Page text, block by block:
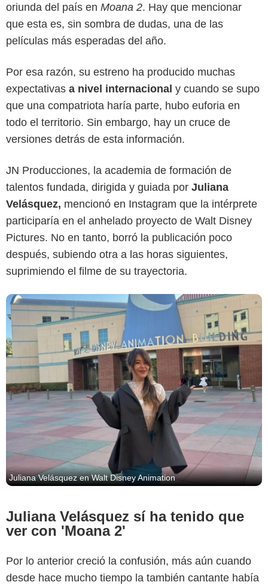
oriunda del país en Moana 2. Hay que mencionar
que esta es, sin sombra de dudas, una de las
películas más esperadas del año.
Por esa razón, su estreno ha producido muchas
expectativas a nivel internacional y cuando se supo
que una compatriota haría parte, hubo euforia en
todo el territorio. Sin embargo, hay un cruce de
versiones detrás de esta información.
JN Producciones, la academia de formación de
talentos fundada, dirigida y guiada por Juliana
Velásquez, mencionó en Instagram que la intérprete
participaría en el anhelado proyecto de Walt Disney
Pictures. No en tanto, borró la publicación poco
después, subiendo otra a las horas siguientes,
suprimiendo el filme de su trayectoria.
Instagram
Juliana Velásquez en Walt Disney Animation
Juliana Velásquez sí ha tenido que
ver con 'Moana 2'
Por lo anterior creció la confusión, más aún cuando
desde hace mucho tiempo la también cantante había
Instagram